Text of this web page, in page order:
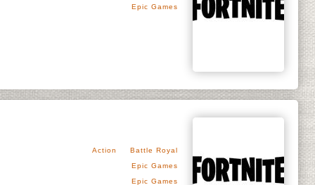
Epic Games
Action
Battle Royal
Epic Games
Epic Games